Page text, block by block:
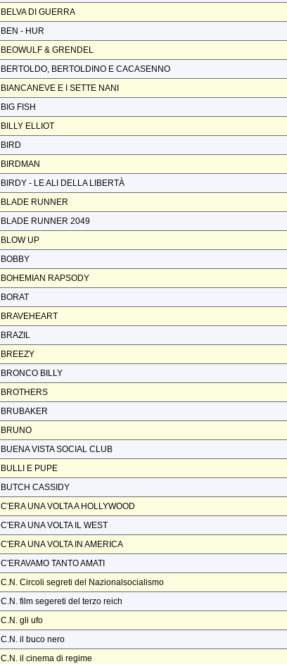
BELVA DI GUERRA
BEN - HUR
BEOWULF & GRENDEL
BERTOLDO, BERTOLDINO E CACASENNO
BIANCANEVE E I SETTE NANI
BIG FISH
BILLY ELLIOT
BIRD
BIRDMAN
BIRDY - LE ALI DELLA LIBERTÀ
BLADE RUNNER
BLADE RUNNER 2049
BLOW UP
BOBBY
BOHEMIAN RAPSODY
BORAT
BRAVEHEART
BRAZIL
BREEZY
BRONCO BILLY
BROTHERS
BRUBAKER
BRUNO
BUENA VISTA SOCIAL CLUB
BULLI E PUPE
BUTCH CASSIDY
C'ERA UNA VOLTA A HOLLYWOOD
C'ERA UNA VOLTA IL WEST
C'ERA UNA VOLTA IN AMERICA
C'ERAVAMO TANTO AMATI
C.N. Circoli segreti del Nazionalsocialismo
C.N. film segereti del terzo reich
C.N. gli ufo
C.N. il buco nero
C.N. il cinema di regime